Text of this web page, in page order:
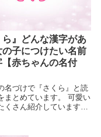
ら』どんな漢字があ
の子につけたい名前
【赤ちゃんの名付
名づけで『さくら』と読
とめています。 可愛い
くさん紹介していますの